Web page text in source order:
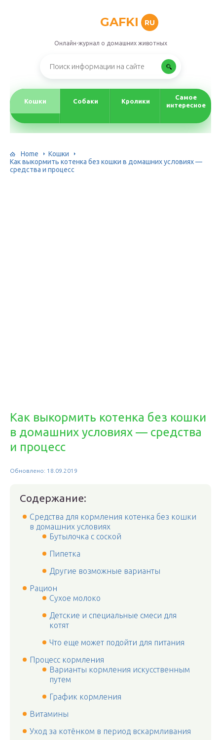
GAFKI RU
Онлайн-журнал о домашних животных
Кошки Собаки Кролики
Самое
интересное
Home
Кошки
Как выкормить котенка без кошки в домашних условиях —
средства и процесс
Как выкормить котенка без кошки
в домашних условиях — средства
и процесс
Обновлено: 18.09.2019
Содержание:
Средства для кормления котенка без кошки
в домашних условиях
Бутылочка с соской
Пипетка
Другие возможные варианты
Рацион
Сухое молоко
Детские и специальные смеси для
котят
Что еще может подойти для питания
Процесс кормления
Варианты кормления искусственным
путем
График кормления
Витамины
Уход за котёнком в период вскармливания